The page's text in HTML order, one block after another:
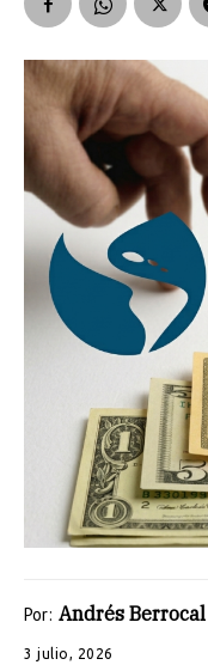
Por: Andrés Berrocal
3 julio, 2026